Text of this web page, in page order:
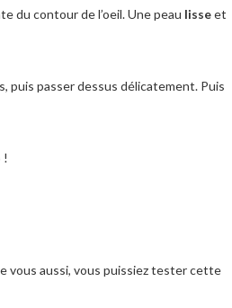
du contour de l’oeil. Une peau lisseet
puis passer dessus délicatement. Puis
!
vous aussi, vous puissiez tester cette